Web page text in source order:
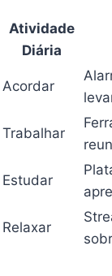
Atividade
Diária
Acordar
Trabalhar
Estudar
Relaxar